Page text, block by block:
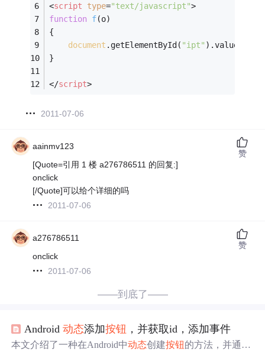
<script type="text/javascript">
function f(o)
{
document .getElementById( "ipt" ).value =
}
</script>
2011-07-06
aainmv123
[Quote=引用 1 楼 a276786511 的回复:]
onclick
[/Quote]可以给个详细的吗
2011-07-06
赞
a276786511
onclick
2011-07-06
赞
——到底了——
Android动态添加按钮 ，并获取id，添加事件
本文介绍了一种在Android中动态创建按钮的方法，并通过